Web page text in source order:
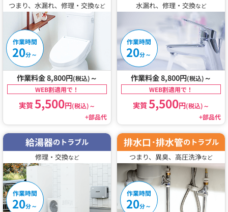
つまり、水漏れ、修理・交換など
作業時間
20分～
作業料金 8,800円(税込) ～
WEB割適用で！
実質5,500円(税込)～
+部品代
水漏れ、修理・交換など
作業時間
20分～
作業料金 8,800円(税込) ～
WEB割適用で！
実質5,500円(税込)～
+部品代
給湯器のトラブル
修理・交換など
作業時間
20分～
排水口･排水管のトラブル
つまり、異臭、高圧洗浄など
作業時間
20分～